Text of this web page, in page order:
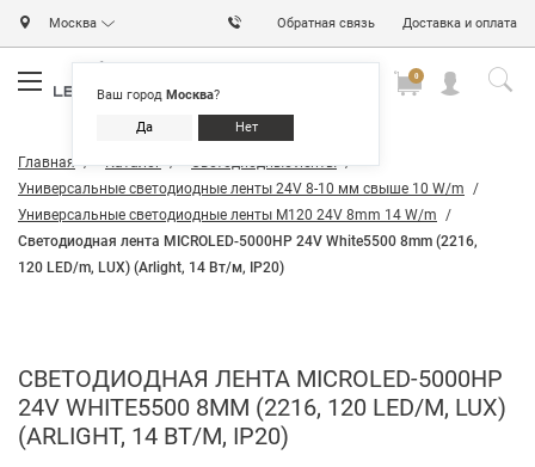
Москва
Ваш город Москва?
Да Нет
Обратная связь Доставка и оплата
0
Главная Каталог
Светодиодные ленты
Универсальные светодиодные ленты 24V 8-10 мм свыше 10 W/m
Универсальные светодиодные ленты M120 24V 8mm 14 W/m
Светодиодная лента MICROLED-5000HP 24V White5500 8mm (2216,
120 LED/m, LUX) (Arlight, 14 Вт/м, IP20)
СВЕТОДИОДНАЯ ЛЕНТА MICROLED-5000HP
24V WHITE5500 8MM (2216, 120 LED/M, LUX)
(ARLIGHT, 14 ВТ/М, IP20)